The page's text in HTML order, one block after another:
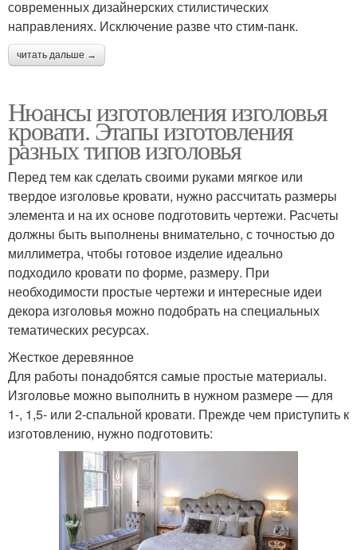
современных дизайнерских стилистических
направлениях. Исключение разве что стим-панк.
читать дальше →
Нюансы изготовления изголовья
кровати. Этапы изготовления
разных типов изголовья
Перед тем как сделать своими руками мягкое или
твердое изголовье кровати, нужно рассчитать размеры
элемента и на их основе подготовить чертежи. Расчеты
должны быть выполнены внимательно, с точностью до
миллиметра, чтобы готовое изделие идеально
подходило кровати по форме, размеру. При
необходимости простые чертежи и интересные идеи
декора изголовья можно подобрать на специальных
тематических ресурсах.
Жесткое деревянное
Для работы понадобятся самые простые материалы.
Изголовье можно выполнить в нужном размере — для
1-, 1,5- или 2-спальной кровати. Прежде чем приступить к
изготовлению, нужно подготовить: